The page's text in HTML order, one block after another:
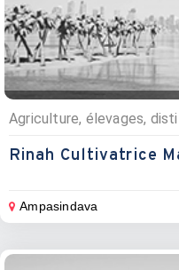
Agriculture, élevages,
Rinah Cultivatrice
Ampasindava